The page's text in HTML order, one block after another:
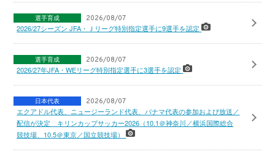
選手育成 2026/08/07
2026/27シーズン JFA・Ｊリーグ特別指定選手に9選手を認定
選手育成 2026/08/07
2026/27年JFA・WEリーグ特別指定選手に3選手を認定
日本代表 2026/08/07
エクアドル代表、ニュージーランド代表、パナマ代表の参加および放送／
配信が決定 キリンカップサッカー2026（10.1＠神奈川／横浜国際総合
競技場、10.5＠東京／国立競技場）